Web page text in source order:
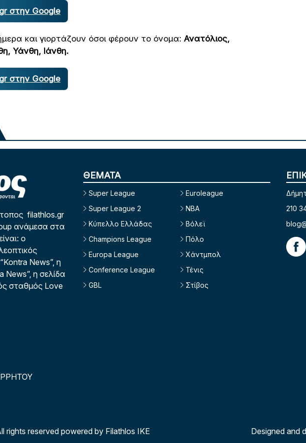
στην Google
και γιορτάζουν όσοι φέρουν το όνομα: Ανατόλιος,
Υάνθη, Ιάνθη.
στην Google
filathlos.gr
ανάμεσα στα
ο
News”, η
News”, η σελίδα
σταθμός Love
ΘΕΜΑΤΑ
Super League
Super League 2
Κύπελλο Ελλάδας
Champions League
Europa League
Conference League
GBL
Euroleague
NBA
Βόλεϊ
Πόλο
Χάντμπολ
Τένις
Στίβος
210
rights reserved powered by Filathlos ΙΚΕ Designed and